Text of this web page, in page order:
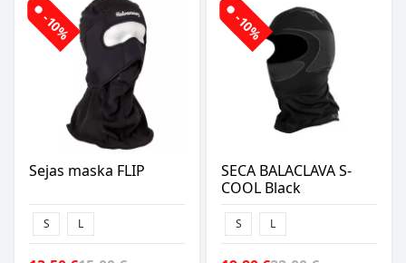
-10%
Sejas maska FLIP
S L
-10%
SECA BALACLAVA S-
COOL Black
S L